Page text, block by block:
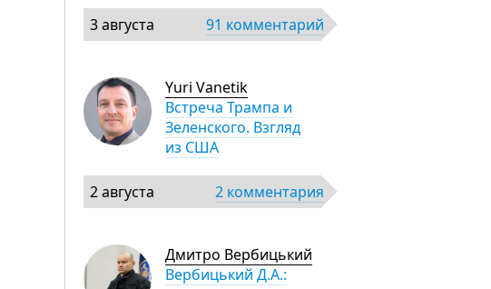
3 августа 91 комментарий
Yuri Vanetik
Встреча Трампа и
Зеленского. Взгляд
из США
2 августа 2 комментария
Дмитро Вербицький
Вербицький Д.А.: